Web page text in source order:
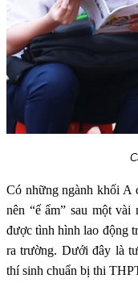
Có những ngành khối A
nên “ế ẩm” sau một
được tình hình lao động
ra trường. Dưới đây là
thí sinh chuẩn bị thi